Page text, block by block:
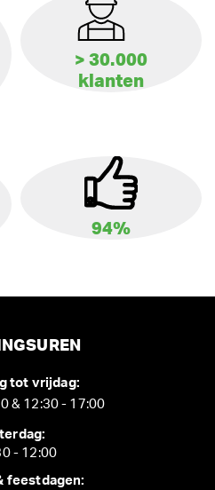
> 30.000
klanten
94%
tot vrijdag:
& 12:30 - 17:00
- 12:00
feestdagen: